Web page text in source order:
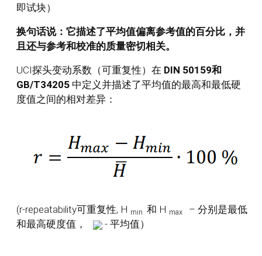
即试块）
换句话说：它描述了平均值偏离参考值的百分比，并
且还与参考和校准的质量密切相关。
UCI探头变动系数（可重复性）在 DIN 50159和
GB/T34205 中定义并描述了平均值的最高和最低硬
度值之间的相对差异：
(r-repeatability可重复性, H min 和 H max
– 分别是最低
和最高硬度值，
- 平均值）